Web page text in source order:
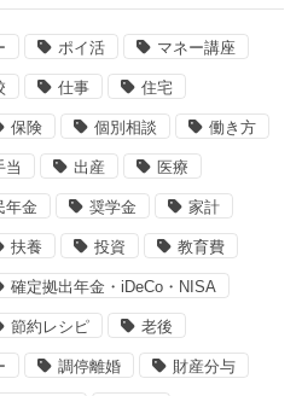
ポイ活 マネー講座
仕事 住宅
保険 個別相談 働き方
当 出産 医療
年金 奨学金 家計
扶養 投資 教育費
確定拠出年金・iDeCo・NISA
節約レシピ 老後
調停離婚 財産分与